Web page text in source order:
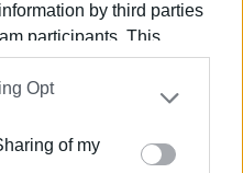
by third parties
participants. This
by us to third parties
Participants
that may
parties.
app uses one or more
Opt
of my